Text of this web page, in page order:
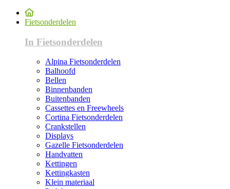
Fietsonderdelen
In Fietsonderdelen
Alpina Fietsonderdelen
Balhoofd
Bellen
Binnenbanden
Buitenbanden
Cassettes en Freewheels
Cortina Fietsonderdelen
Crankstellen
Displays
Gazelle Fietsonderdelen
Handvatten
Kettingen
Kettingkasten
Klein materiaal